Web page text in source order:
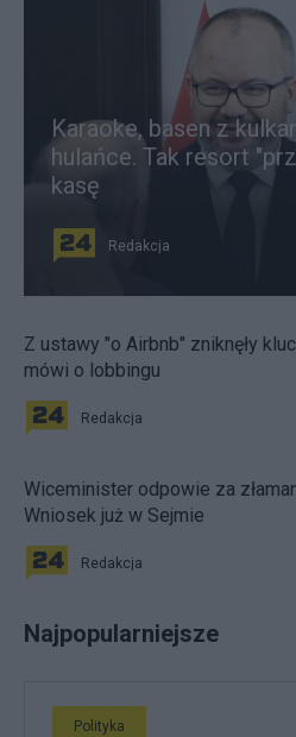
Karaoke, basen z
hulańce. Tak resort
kasę
Redakcja
Z ustawy "o Airbnb" zniknęły
mówi o lobbingu
Redakcja
Wiceminister odpowie za
Wniosek już w Sejmie
Redakcja
Najpopularniejsze
Polityka